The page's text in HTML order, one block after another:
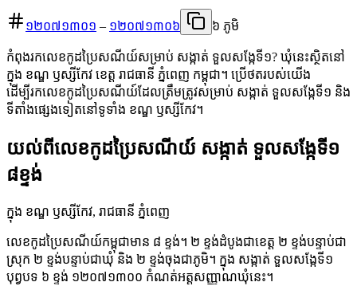
១២០៧១៣០១ – ១២០៧១៣០៦ ៦ ភូមិ
កំពុងរកលេខកូដប្រៃសណីយ៍សម្រាប់ សង្កាត់ ទួលសង្កែទី១? ឃុំនេះស្ថិតនៅ
ក្នុង ខណ្ឌ ឫស្សីកែវ ខេត្ត រាជធានី ភ្នំពេញ កម្ពុជា។ ប្រើថតរបស់យើង
ដើម្បីរកលេខកូដប្រៃសណីយ៍ដែលត្រឹមត្រូវសម្រាប់ សង្កាត់ ទួលសង្កែទី១ និង
ទីតាំងផ្សេងទៀតនៅទូទាំង ខណ្ឌ ឫស្សីកែវ។
យល់ពីលេខកូដប្រៃសណីយ៍ សង្កាត់ ទួលសង្កែទី១
៨ខ្ទង់
ក្នុង ខណ្ឌ ឫស្សីកែវ, រាជធានី ភ្នំពេញ
លេខកូដប្រៃសណីយ៍កម្ពុជាមាន ៨ ខ្ទង់។ ២ ខ្ទង់ដំបូងជាខេត្ត ២ ខ្ទង់បន្ទាប់ជា
ស្រុក ២ ខ្ទង់បន្ទាប់ជាឃុំ និង ២ ខ្ទង់ចុងជាភូមិ។ ក្នុង សង្កាត់ ទួលសង្កែទី១
បុព្វបទ ៦ ខ្ទង់ ១២០៧១៣០០ កំណត់អត្តសញ្ញាណឃុំនេះ។